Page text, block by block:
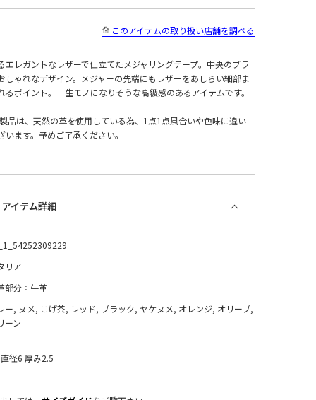
このアイテムの取り扱い店舗を調べる
エレガントなレザーで仕立てたメジャリングテープ。中央のブラ
しゃれなデザイン。メジャーの先端にもレザーをあしらい細部ま
るポイント。一生モノになりそうな高級感のあるアイテムです。
品は、天然の革を使用している為、1点1点風合いや色味に違い
ます。予めご了承ください。
アイテム詳細
リア
部分：牛革
ー, ヌメ, こげ茶, レッド, ブラック, ヤケヌメ, オレンジ, オリーブ,
ーン
径6 厚み2.5